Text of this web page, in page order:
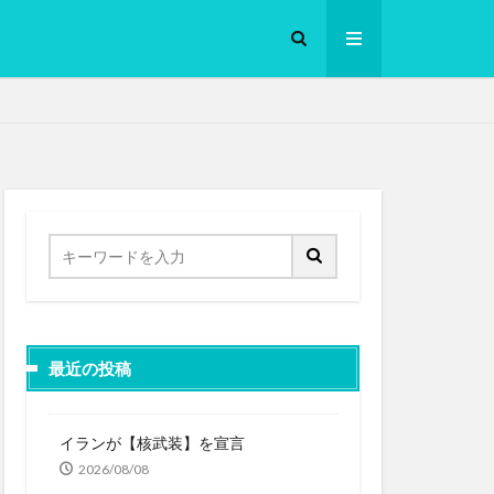
最近の投稿
イランが【核武装】を宣言
2026/08/08